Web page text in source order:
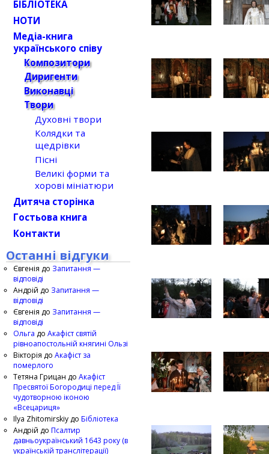
БІБЛІОТЕКА
НОТИ
Медіа-книга
українського співу
Композитори
Диригенти
Виконавці
Твори
Духовні твори
Колядки та
щедрівки
Пісні
Великі форми та
хорові мініатюри
Дитяча сторінка
Гостьова книга
Контакти
Останні відгуки
Євгенія до Запитання —
відповіді
Андрій до Запитання —
відповіді
Євгенія до Запитання —
відповіді
Ольга до Акафіст святій
рівноапостольній княгині Ользі
Вікторія до Акафіст за
померлого
Тетяна Грицан до Акафіст
Пресвятої Богородиці перед Її
чудотворною іконою
«Всецариця»
Ilya Zhitomirskiy до Бібліотека
Андрій до Псалтир
давньоукраїнський 1643 року (в
українській транслітерації)